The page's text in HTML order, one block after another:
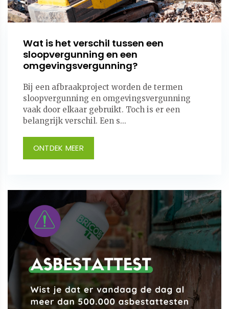
Wat is het verschil tussen een
sloopvergunning en een
omgevingsvergunning?
Bij een afbraakproject worden de termen
sloopvergunning en omgevingsvergunning
vaak door elkaar gebruikt. Toch is er een
belangrijk verschil. Een s...
ONTDEK MEER